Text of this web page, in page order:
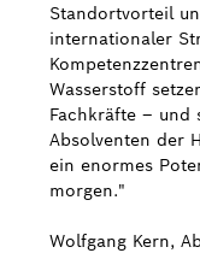
Standortvorteil
internationaler
Wasserstoff
Fachkräfte – und
Absolventen der
ein enormes
morgen."
Wolfgang Kern,